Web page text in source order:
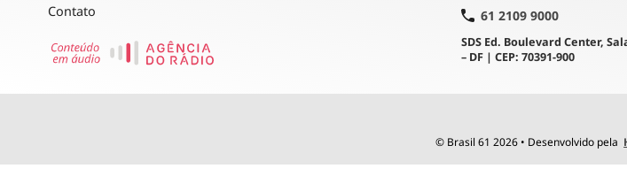
Contato
61 2109 9000
SDS Ed. Boulevard Center,
– DF | CEP: 70391-900
© Brasil 61 2026 • Desenvolvido pela